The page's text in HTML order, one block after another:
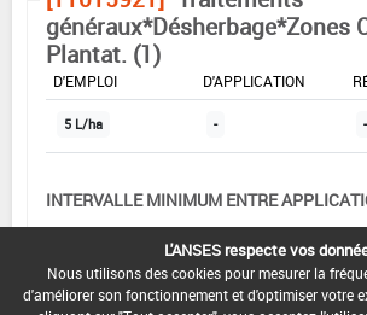
généraux*Désherbage*Zones
Plantat. (1)
DOSE MAX
D'EMPLOI
D'APPLICATION
5 L/ha - -
INTERVALLE MINIMUM ENTRE
-
DATE DE RETRAIT DE L'USAGE :
16/06/2016
L'ANSES respecte vos
Nous utilisons des cookies pour mesurer la
d'améliorer son fonctionnement et d'optimiser votre